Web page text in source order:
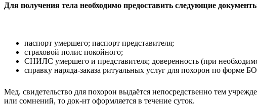
Для получения тела необходимо предоставить следующие
паспорт умершего; паспорт представителя;
страховой полис покойного;
СНИЛС умершего и представителя; доверенность (при
справку наряда-заказа ритуальных услуг для похорон по форме
Мед. свидетельство для похорон выдаётся непосредственно тем
или сомнений, то док-нт оформляется в течение суток.